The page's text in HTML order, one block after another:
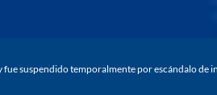
fue suspendido temporalmente por escándalo de